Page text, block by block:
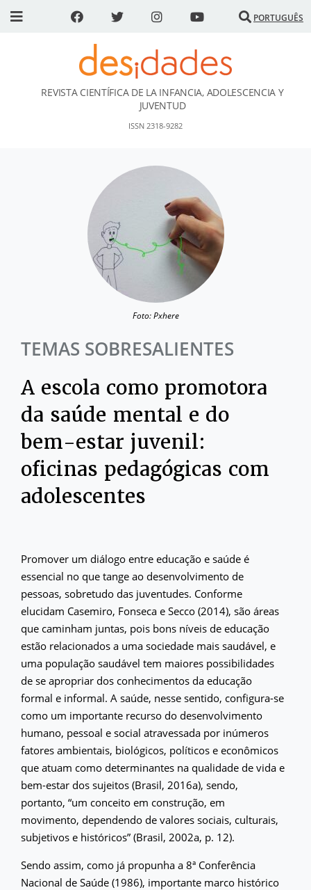
PORTUGUÊS
DESidades
REVISTA CIENTÍFICA DE LA INFANCIA, ADOLESCENCIA Y
JUVENTUD
ISSN 2318-9282
Foto: Pxhere
TEMAS SOBRESALIENTES
A escola como promotora
da saúde mental e do
bem-estar juvenil:
oficinas pedagógicas com
adolescentes
Promover um diálogo entre educação e saúde é
essencial no que tange ao desenvolvimento de
pessoas, sobretudo das juventudes. Conforme
elucidam Casemiro, Fonseca e Secco (2014), são áreas
que caminham juntas, pois bons níveis de educação
estão relacionados a uma sociedade mais saudável, e
uma população saudável tem maiores possibilidades
de se apropriar dos conhecimentos da educação
formal e informal. A saúde, nesse sentido, configura-se
como um importante recurso do desenvolvimento
humano, pessoal e social atravessada por inúmeros
fatores ambientais, biológicos, políticos e econômicos
que atuam como determinantes na qualidade de vida e
bem-estar dos sujeitos (Brasil, 2016a), sendo,
portanto, “um conceito em construção, em
movimento, dependendo de valores sociais, culturais,
subjetivos e históricos” (Brasil, 2002a, p. 12).
Sendo assim, como já propunha a 8ª Conferência
Nacional de Saúde (1986), importante marco histórico